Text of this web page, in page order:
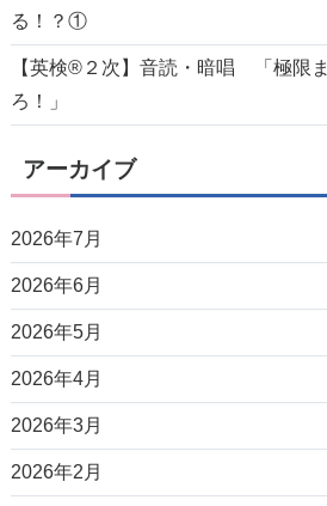
る！？①
【英検®️２次】音読・暗唱 「極限
ろ！」
アーカイブ
2026年7月
2026年6月
2026年5月
2026年4月
2026年3月
2026年2月